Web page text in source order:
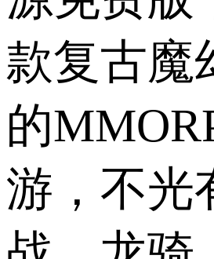
款复古魔
的
游，不光